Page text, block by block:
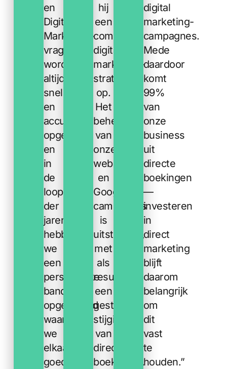
en
Digital
Marketing-
vragen
worden
altijd
snel
en
accuraat
opgepakt,
en
in
de
loop
der
jaren
hebben
we
een
persoonlijke
band
opgebouwd
waarin
we
elkaar
goed
hij
een
complete
digital
marketing-
strategie
op.
Het
beheer
van
onze
website
en
Google-
campagnes
is
uitstekend,
met
als
resultaat
een
gestage
stijging
van
directe
boekingen.
digital
marketing-
campagnes.
Mede
daardoor
komt
99%
van
onze
business
uit
directe
boekingen
—
investeren
in
direct
marketing
blijft
daarom
belangrijk
om
dit
vast
te
houden.”